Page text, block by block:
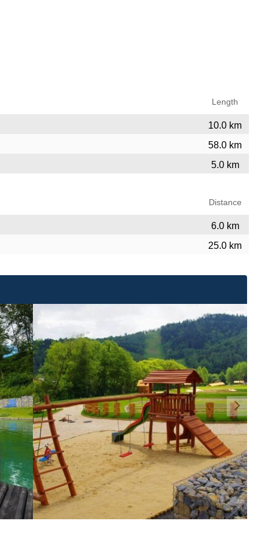
Length
10.0 km
58.0 km
5.0 km
Distance
6.0 km
25.0 km